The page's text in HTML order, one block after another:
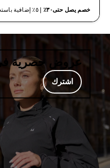
خصم يصل حتى٣٠٪ | ٥٪ إضافية باستخدام كود محدود
عروض حصرية في
اشترك